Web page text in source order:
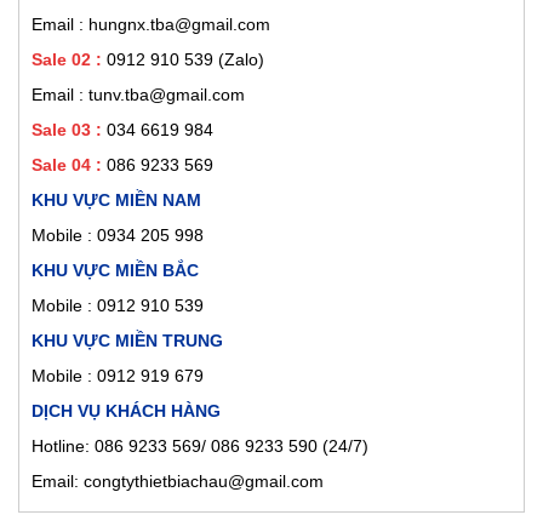
Email : hungnx.tba@gmail.com
Sale 02 : 0912 910 539 (Zalo)
Email : tunv.tba@gmail.com
Sale 03 : 034 6619 984
Sale 04 : 086 9233 569
KHU VỰC MIỀN NAM
Mobile : 0934 205 998
KHU VỰC MIỀN BẮC
Mobile : 0912 910 539
KHU VỰC MIỀN TRUNG
Mobile : 0912 919 679
DỊCH VỤ KHÁCH HÀNG
Hotline: 086 9233 569/ 086 9233 590 (24/7)
Email: congtythietbiachau@gmail.com